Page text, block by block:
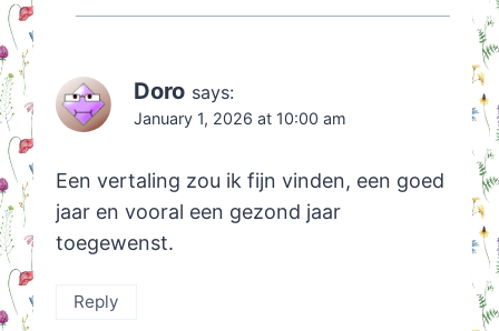
Doro says:
January 1, 2026 at 10:00 am
Een vertaling zou ik fijn vinden, een goed
jaar en vooral een gezond jaar
toegewenst.
Reply